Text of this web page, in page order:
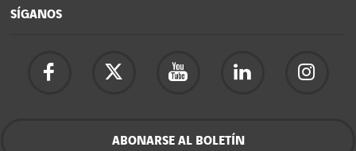
SÍGANOS
ABONARSE AL BOLETÍN